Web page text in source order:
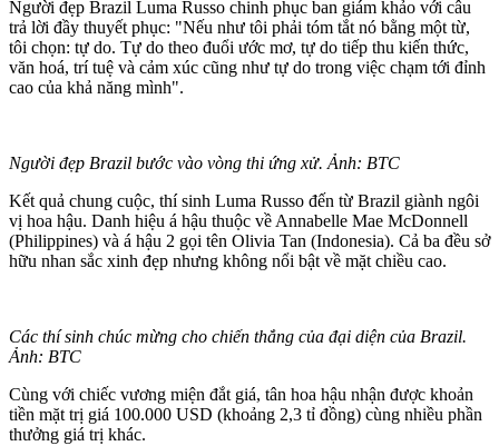
Người đẹp Brazil Luma Russo chinh phục ban giám khảo với câu
trả lời đầy thuyết phục: "Nếu như tôi phải tóm tắt nó bằng một từ,
tôi chọn: tự do. Tự do theo đuổi ước mơ, tự do tiếp thu kiến thức,
văn hoá, trí tuệ và cảm xúc cũng như tự do trong việc chạm tới đỉnh
cao của khả năng mình".
Người đẹp Brazil bước vào vòng thi ứng xử. Ảnh: BTC
Kết quả chung cuộc, thí sinh Luma Russo đến từ Brazil giành ngôi
vị hoa hậu. Danh hiệu á hậu thuộc về Annabelle Mae McDonnell
(Philippines) và á hậu 2 gọi tên Olivia Tan (Indonesia). Cả ba đều sở
hữu nhan sắc xinh đẹp nhưng không nổi bật về mặt chiều cao.
Các thí sinh chúc mừng cho chiến thắng của đại diện của Brazil.
Ảnh: BTC
Cùng với chiếc vương miện đắt giá, tân hoa hậu nhận được khoản
tiền mặt trị giá 100.000 USD (khoảng 2,3 tỉ đồng) cùng nhiều phần
thưởng giá trị khác.